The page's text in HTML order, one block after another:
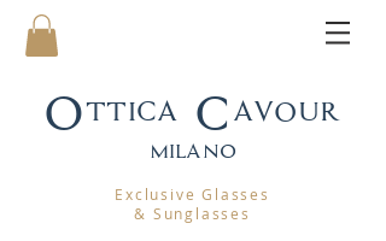
Ottica Cavour
milano
Exclusive Glasses
& Sunglasses